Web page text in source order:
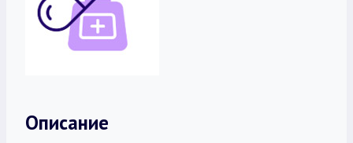
Описание